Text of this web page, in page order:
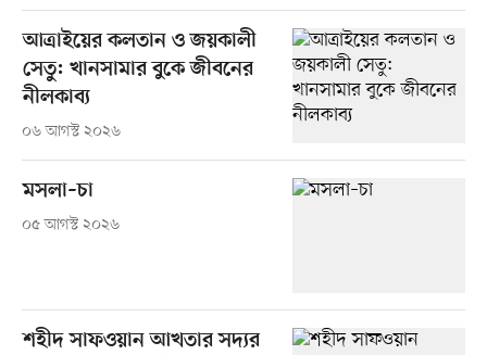
আত্রাইয়ের কলতান ও জয়কালী
সেতু: খানসামার বুকে জীবনের
নীলকাব্য
০৬ আগস্ট ২০২৬
মসলা–চা
০৫ আগস্ট ২০২৬
শহীদ সাফওয়ান আখতার সদ্যর